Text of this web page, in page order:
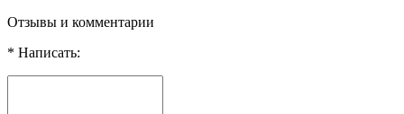
Отзывы и комментарии
* Написать: